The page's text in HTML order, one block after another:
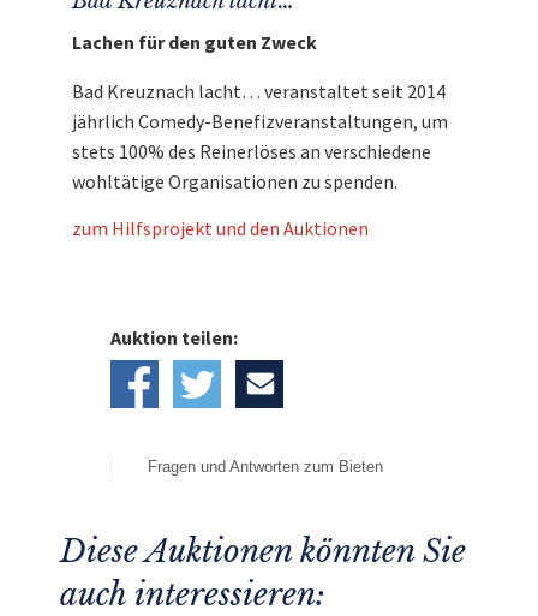
Lachen für den guten Zweck
Bad Kreuznach lacht… veranstaltet seit 2014
jährlich Comedy-Benefizveranstaltungen, um
stets 100% des Reinerlöses an verschiedene
wohltätige Organisationen zu spenden.
zum Hilfsprojekt und den Auktionen
Auktion teilen:
Fragen und Antworten zum Bieten
Diese Auktionen könnten Sie
auch interessieren: